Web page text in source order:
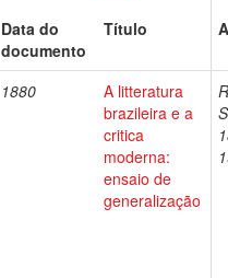
Data do
documento
Título
1880
A litteratura
brazileira e a
critica
moderna:
ensaio de
generalização